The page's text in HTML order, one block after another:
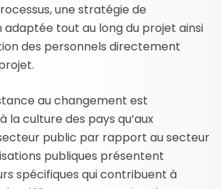
une stratégie de
tout au long du projet ainsi
des personnels directement
au changement est
la culture des pays qu’aux
public par rapport au secteur
publiques présentent
spécifiques qui contribuent à